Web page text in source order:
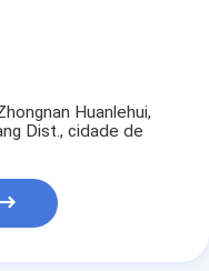
Huanlehui,
Dist., cidade de